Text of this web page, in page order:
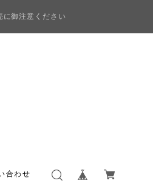
に御注意ください
合わせ